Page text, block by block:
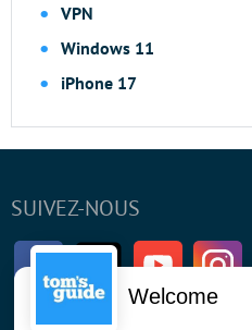
VPN
Windows 11
iPhone 17
SUIVEZ-NOUS
FacebookTwitter Youtube
Welcome